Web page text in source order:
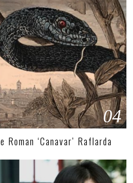
04
‘Canavar’ Raflarda